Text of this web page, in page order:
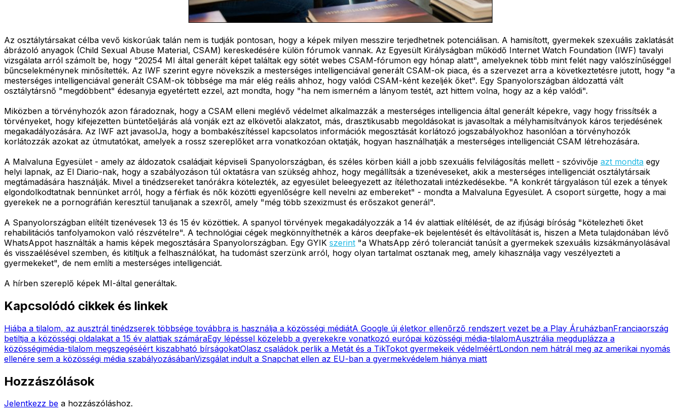
Az osztálytársakat célba vevő kiskorúak talán nem is tudják pontosan, hogy a képek milyen messzire terjedhetnek potenciálisan. A hamisított, gyermekek szexuális zaklatását
ábrázoló anyagok (Child Sexual Abuse Material, CSAM) kereskedésére külön fórumok vannak. Az Egyesült Királyságban működő Internet Watch Foundation (IWF) tavalyi
vizsgálata arról számolt be, hogy "20254 MI által generált képet találtak egy sötét webes CSAM-fórumon egy hónap alatt", amelyeknek több mint felét nagy valószínűséggel
bűncselekménynek minősítették. Az IWF szerint egyre növekszik a mesterséges intelligenciával generált CSAM-ok piaca, és a szervezet arra a következtetésre jutott, hogy "a
mesterséges intelligenciával generált CSAM-ok többsége ma már elég reális ahhoz, hogy valódi CSAM-ként kezeljék őket". Egy Spanyolországban áldozattá vált
osztálytársnő "megdöbbent" édesanyja egyetértett ezzel, azt mondta, hogy "ha nem ismerném a lányom testét, azt hittem volna, hogy az a kép valódi".
Miközben a törvényhozók azon fáradoznak, hogy a CSAM elleni meglévő védelmet alkalmazzák a mesterséges intelligencia által generált képekre, vagy hogy frissítsék a
törvényeket, hogy kifejezetten büntetőeljárás alá vonják ezt az elkövetői alakzatot, más, drasztikusabb megoldásokat is javasoltak a mélyhamisítványok káros terjedésének
megakadályozására. Az IWF azt javasolJa, hogy a bombakészítéssel kapcsolatos információk megosztását korlátozó jogszabályokhoz hasonlóan a törvényhozók
korlátozzák azokat az útmutatókat, amelyek a rossz szereplőket arra vonatkozóan oktatják, hogyan használhatják a mesterséges intelligenciát CSAM létrehozására.
A Malvaluna Egyesület - amely az áldozatok családjait képviseli Spanyolországban, és széles körben kiáll a jobb szexuális felvilágosítás mellett - szóvivője azt mondta egy
helyi lapnak, az El Diario-nak, hogy a szabályozáson túl oktatásra van szükség ahhoz, hogy megállítsák a tizenéveseket, akik a mesterséges intelligenciát osztálytársaik
megtámadására használják. Mivel a tinédzsereket tanórákra kötelezték, az egyesület beleegyezett az ítélethozatali intézkedésekbe. "A konkrét tárgyaláson túl ezek a tények
elgondolkodtatnak bennünket arról, hogy a férfiak és nők közötti egyenlőségre kell nevelni az embereket" - mondta a Malvaluna Egyesület. A csoport sürgette, hogy a mai
gyerekek ne a pornográfián keresztül tanuljanak a szexről, amely "még több szexizmust és erőszakot generál".
A Spanyolországban elítélt tizenévesek 13 és 15 év közöttiek. A spanyol törvények megakadályozzák a 14 év alattiak elítélését, de az ifjúsági bíróság "kötelezheti őket
rehabilitációs tanfolyamokon való részvételre". A technológiai cégek megkönnyíthetnék a káros deepfake-ek bejelentését és eltávolítását is, hiszen a Meta tulajdonában lévő
WhatsAppot használták a hamis képek megosztására Spanyolországban. Egy GYIK szerint "a WhatsApp zéró toleranciát tanúsít a gyermekek szexuális kizsákmányolásával
és visszaélésével szemben, és kitiltjuk a felhasználókat, ha tudomást szerzünk arról, hogy olyan tartalmat osztanak meg, amely kihasználja vagy veszélyezteti a
gyermekeket", de nem említi a mesterséges intelligenciát.
A hírben szereplő képek MI-által generáltak.
Kapcsolódó cikkek és linkek
Hiába a tilalom, az ausztrál tinédzserek többsége továbbra is használja a közösségi médiátA Google új életkor ellenőrző rendszert vezet be a Play ÁruházbanFranciaország
betiltja a közösségi oldalakat a 15 év alattiak számáraEgy lépéssel közelebb a gyerekekre vonatkozó európai közösségi média-tilalomAusztrália megduplázza a
közösségimédia-tilalom megszegéséért kiszabható bírságokatOlasz családok perlik a Metát és a TikTokot gyermekeik védelméértLondon nem hátrál meg az amerikai nyomás
ellenére sem a közösségi média szabályozásábanVizsgálat indult a Snapchat ellen az EU-ban a gyermekvédelem hiánya miatt
Hozzászólások
Jelentkezz be a hozzászóláshoz.